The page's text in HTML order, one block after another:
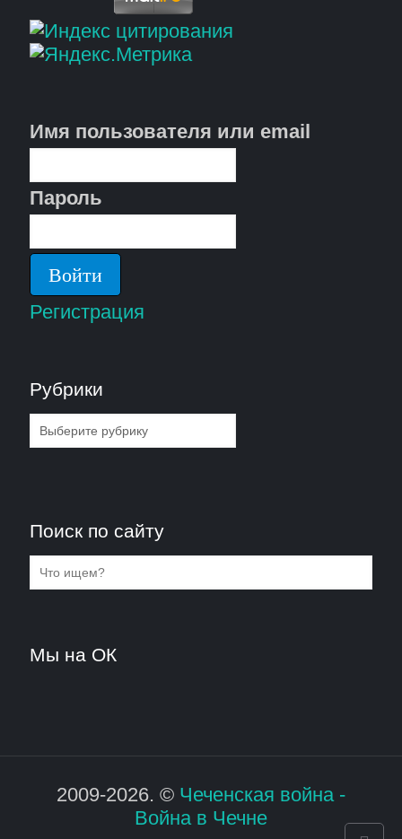
Имя пользователя или email
Пароль
Регистрация
Рубрики
Рубрики
Поиск по сайту
Мы на ОК
2009-2026. © Чеченская война -
Война в Чечне